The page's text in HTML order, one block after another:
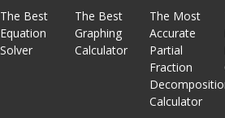
The Best
Equation
Solver
The Best
Graphing
Calculator
The Most
Accurate
Partial
Fraction
Calculator